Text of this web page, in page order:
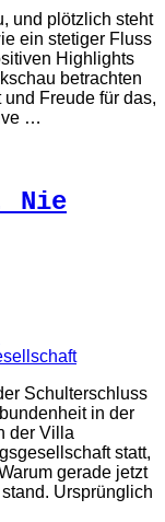
und plötzlich steht
ein stetiger Fluss
Highlights
betrachten
Freude für das,
…
Nie
Schulterschluss
in der
der Villa
statt,
gerade jetzt
Ursprünglich